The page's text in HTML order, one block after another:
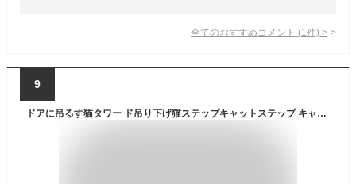
全てのおすすめコメント (1 件) >
9
ドアに吊るす猫タワー ド吊り下げ猫ステップキャットステップ キャットツリー 省スペース キャットウォーク運動不足解消 屋内家庭に適しています（A）[並行輸入品] (A)